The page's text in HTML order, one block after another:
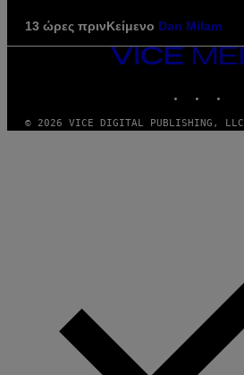
13 ώρες πρινΚείμενο Dan Milam
VICE
MEDIA
© 2026 VICE DIGITAL PUBLISHING, LLC